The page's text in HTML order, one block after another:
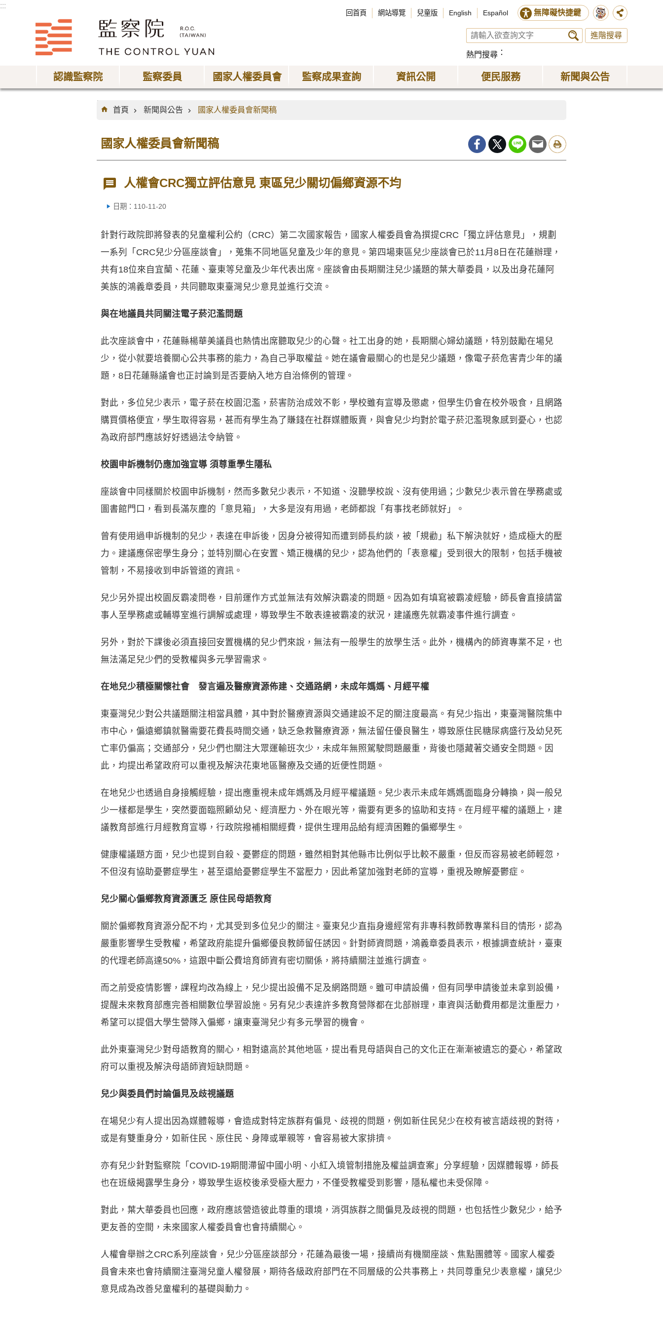
:::
回首頁 網站導覽 兒童版 English Español 無障礙快捷鍵
進階搜尋
熱門搜尋
認識監察院 監察委員 國家人權委員會 監察成果查詢 資訊公開 便民服務 新聞與公告
:::
首頁
新聞與公告 國家人權委員會新聞稿
國家人權委員會新聞稿
人權會CRC獨立評估意見 東區兒少關切偏鄉資源不均
日期：110-11-20
針對行政院即將發表的兒童權利公約（CRC）第二次國家報告，國家人權委員會為撰提CRC「獨立評估意見」，規劃
一系列「CRC兒少分區座談會」，蒐集不同地區兒童及少年的意見。第四場東區兒少座談會已於11月8日在花蓮辦理，
共有18位來自宜蘭、花蓮、臺東等兒童及少年代表出席。座談會由長期關注兒少議題的葉大華委員，以及出身花蓮阿
美族的鴻義章委員，共同聽取東臺灣兒少意見並進行交流。
與在地議員共同關注電子菸氾濫問題
此次座談會中，花蓮縣楊華美議員也熱情出席聽取兒少的心聲。社工出身的她，長期關心婦幼議題，特別鼓勵在場兒
少，從小就要培養關心公共事務的能力，為自己爭取權益。她在議會最關心的也是兒少議題，像電子菸危害青少年的議
題，8日花蓮縣議會也正討論到是否要納入地方自治條例的管理。
對此，多位兒少表示，電子菸在校園氾濫，菸害防治成效不彰，學校雖有宣導及懲處，但學生仍會在校外吸食，且網路
購買價格便宜，學生取得容易，甚而有學生為了賺錢在社群媒體販賣，與會兒少均對於電子菸氾濫現象感到憂心，也認
為政府部門應該好好透過法令納管。
校園申訴機制仍應加強宣導 須尊重學生隱私
座談會中同樣關於校園申訴機制，然而多數兒少表示，不知道、沒聽學校說、沒有使用過；少數兒少表示曾在學務處或
圖書館門口，看到長滿灰塵的「意見箱」，大多是沒有用過，老師都說「有事找老師就好」。
曾有使用過申訴機制的兒少，表達在申訴後，因身分被得知而遭到師長約談，被「規勸」私下解決就好，造成極大的壓
力。建議應保密學生身分；並特別關心在安置、矯正機構的兒少，認為他們的「表意權」受到很大的限制，包括手機被
管制，不易接收到申訴管道的資訊。
兒少另外提出校園反霸凌問卷，目前運作方式並無法有效解決霸凌的問題。因為如有填寫被霸凌經驗，師長會直接請當
事人至學務處或輔導室進行調解或處理，導致學生不敢表達被霸凌的狀況，建議應先就霸凌事件進行調查。
另外，對於下課後必須直接回安置機構的兒少們來說，無法有一般學生的放學生活。此外，機構內的師資專業不足，也
無法滿足兒少們的受教權與多元學習需求。
在地兒少積極關懷社會 發言遍及醫療資源佈建、交通路網，未成年媽媽、月經平權
東臺灣兒少對公共議題關注相當具體，其中對於醫療資源與交通建設不足的關注度最高。有兒少指出，東臺灣醫院集中
市中心，偏遠鄉鎮就醫需要花費長時間交通，缺乏急救醫療資源，無法留任優良醫生，導致原住民糖尿病盛行及幼兒死
亡率仍偏高；交通部分，兒少們也關注大眾運輸班次少，未成年無照駕駛問題嚴重，背後也隱藏著交通安全問題。因
此，均提出希望政府可以重視及解決花東地區醫療及交通的近便性問題。
在地兒少也透過自身接觸經驗，提出應重視未成年媽媽及月經平權議題。兒少表示未成年媽媽面臨身分轉換，與一般兒
少一樣都是學生，突然要面臨照顧幼兒、經濟壓力、外在眼光等，需要有更多的協助和支持。在月經平權的議題上，建
議教育部進行月經教育宣導，行政院撥補相關經費，提供生理用品給有經濟困難的偏鄉學生。
健康權議題方面，兒少也提到自殺、憂鬱症的問題，雖然相對其他縣市比例似乎比較不嚴重，但反而容易被老師輕忽，
不但沒有協助憂鬱症學生，甚至還給憂鬱症學生不當壓力，因此希望加強對老師的宣導，重視及瞭解憂鬱症。
兒少關心偏鄉教育資源匱乏 原住民母語教育
關於偏鄉教育資源分配不均，尤其受到多位兒少的關注。臺東兒少直指身邊經常有非專科教師教專業科目的情形，認為
嚴重影響學生受教權，希望政府能提升偏鄉優良教師留任誘因。針對師資問題，鴻義章委員表示，根據調查統計，臺東
的代理老師高達50%，這跟中斷公費培育師資有密切關係，將持續關注並進行調查。
而之前受疫情影響，課程均改為線上，兒少提出設備不足及網路問題。雖可申請設備，但有同學申請後並未拿到設備，
提醒未來教育部應完善相關數位學習設施。另有兒少表達許多教育營隊都在北部辦理，車資與活動費用都是沈重壓力，
希望可以提倡大學生營隊入偏鄉，讓東臺灣兒少有多元學習的機會。
此外東臺灣兒少對母語教育的關心，相對遠高於其他地區，提出看見母語與自己的文化正在漸漸被遺忘的憂心，希望政
府可以重視及解決母語師資短缺問題。
兒少與委員們討論偏見及歧視議題
在場兒少有人提出因為媒體報導，會造成對特定族群有偏見、歧視的問題，例如新住民兒少在校有被言語歧視的對待，
或是有雙重身分，如新住民、原住民、身障或單親等，會容易被大家排擠。
亦有兒少針對監察院「COVID-19期間滯留中國小明、小紅入境管制措施及權益調查案」分享經驗，因媒體報導，師長
也在班級揭露學生身分，導致學生返校後承受極大壓力，不僅受教權受到影響，隱私權也未受保障。
對此，葉大華委員也回應，政府應該營造彼此尊重的環境，消弭族群之間偏見及歧視的問題，也包括性少數兒少，給予
更友善的空間，未來國家人權委員會也會持續關心。
人權會舉辦之CRC系列座談會，兒少分區座談部分，花蓮為最後一場，接續尚有機關座談、焦點團體等。國家人權委
員會未來也會持續關注臺灣兒童人權發展，期待各級政府部門在不同層級的公共事務上，共同尊重兒少表意權，讓兒少
意見成為改善兒童權利的基礎與動力。